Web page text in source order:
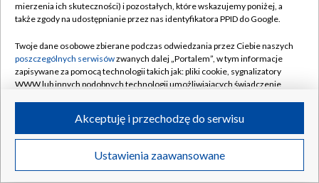
Naziemna Telewizja Cyfrowa
Rada Programowa
System NOS
Informacje o nadawcy
Program dla prasy
Ogłoszenie przetargowe
Pomoc
Kontakt
Kanały
©2026 Telewizja Polska S.A. w likwidacji
mierzenia ich skuteczności) i pozostałych, które wskazujemy poniżej, a
także zgody na udostępnianie przez nas identyfikatora PPID do Google.
Twoje dane osobowe zbierane podczas odwiedzania przez Ciebie naszych
poszczególnych serwisówzwanych dalej „Portalem”, w tym informacje
zapisywane za pomocą technologii takich jak: pliki cookie, sygnalizatory
WWW lub innych podobnych technologii umożliwiających świadczenie
ruchu w Internecie.
Twoje dane osobowe zbierane podczas odwiedzania przez Ciebie
poszczególnych serwisówna Portalu, takie jak adresy IP, identyfikatory
Ustawienia zaawansowane
Akceptuję i przechodzę do serwisu